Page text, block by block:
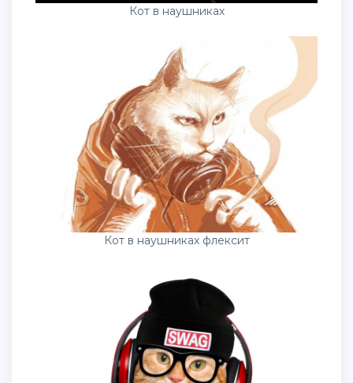
Кот в наушниках
Кот в наушниках флексит